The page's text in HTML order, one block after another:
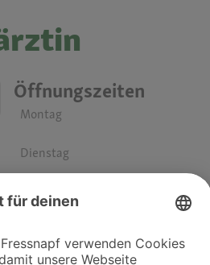
Öffnungszeiten
Montag
Dienstag
Mittwoch
Freitag